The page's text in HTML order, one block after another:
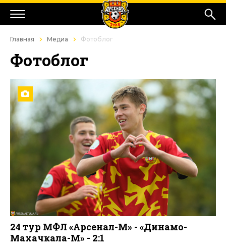
Главная Медиа Фотоблог
Фотоблог
24 тур МФЛ «Арсенал-М» - «Динамо-
Махачкала-М» - 2:1